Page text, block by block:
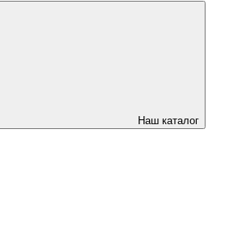
Наш каталог